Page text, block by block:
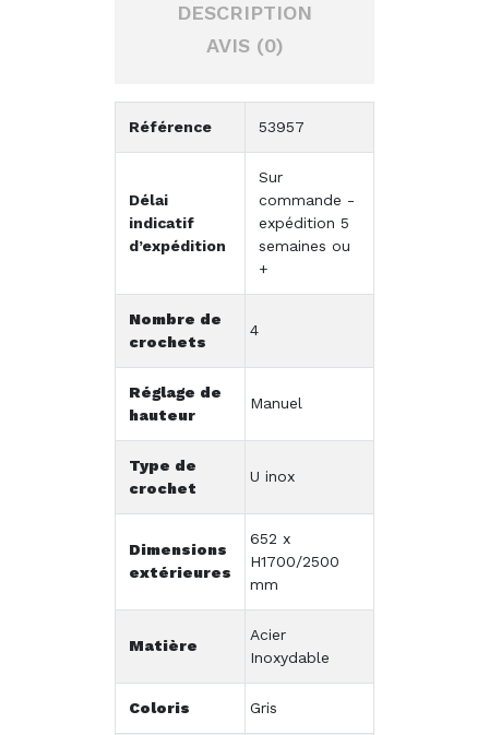
DESCRIPTION
AVIS (0)
Référence 53957
Délai
indicatif
d’expédition
Sur
commande -
expédition 5
semaines ou
+
Nombre de
crochets
4
Réglage de
hauteur
Manuel
Type de
crochet
U inox
Dimensions
extérieures
652 x
H1700/2500
mm
Matière
Acier
Inoxydable
Coloris Gris